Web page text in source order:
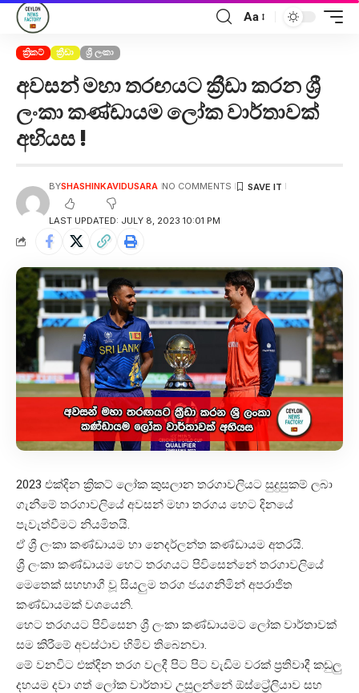
Aa
ක්‍රිකට් ක්‍රීඩා ශ්‍රී ලංකා
අවසන් මහා තරඟයට ක්‍රීඩා කරන ශ්‍රී
ලංකා කණ්ඩායම ලෝක වාර්තාවක්
අභියස !
LAST UPDATED: JULY 8, 2023 10:01 PM
BYSHASHINKAVIDUSARA NO COMMENTS
2023 එක්දින ක්‍රිකට් ලෝක කුසලාන තරගාවලියට සුදුසුකම් ලබා
ගැනීමේ තරගාවලියේ අවසන් මහා තරගය හෙට දිනයේ
පැවැත්වීමට නියමිතයි.
ඒ ශ්‍රී ලංකා කණ්ඩායම හා නෙදර්ලන්ත කණ්ඩායම අතරයි.
ශ්‍රී ලංකා කණ්ඩායම හෙට තරගයට පිවිසෙන්නේ තරගාවලියේ
මෙතෙක් සහභාගී වූ සියලුම තරග ජයගනිමින් අපරාජිත
කණ්ඩායමක් වශයෙනි.
හෙට තරගයට පිවිසෙන ශ්‍රී ලංකා කණ්ඩායමට ලෝක වාර්තාවක්
සම කිරීමේ අවස්ථාව හිමිව තිබෙනවා.
මේ වනවිට එක්දින තරග වලදී පිට පිට වැඩිම වරක් ප්‍රතිවාදී කඩුලු
දහයම දවා ගත් ලෝක වාර්තාව උසුලන්නේ ඕස්ට්‍රේලියාව සහ